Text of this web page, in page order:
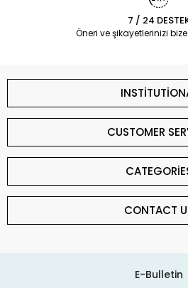
7 / 24
Öneri ve şikayetlerinizi
CUSTOMER
CONTACT
E-Bulletin